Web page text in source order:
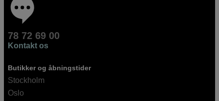
78 72 69 00
Kontakt os
Butikker og åbningstider
Stockholm
Oslo